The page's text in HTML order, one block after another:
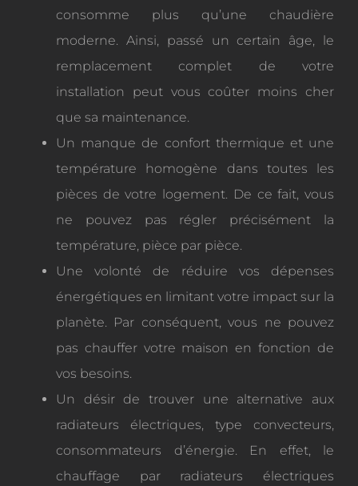
consomme plus qu’une chaudière
moderne. Ainsi, passé un certain âge, le
remplacement complet de votre
installation peut vous coûter moins cher
que sa maintenance.
Un manque de confort thermique et une
température homogène dans toutes les
pièces de votre logement. De ce fait, vous
ne pouvez pas régler précisément la
température, pièce par pièce.
Une volonté de réduire vos dépenses
énergétiques en limitant votre impact sur la
planète. Par conséquent, vous ne pouvez
pas chauffer votre maison en fonction de
vos besoins.
Un désir de trouver une alternative aux
radiateurs électriques, type convecteurs,
consommateurs d’énergie. En effet, le
chauffage par radiateurs électriques